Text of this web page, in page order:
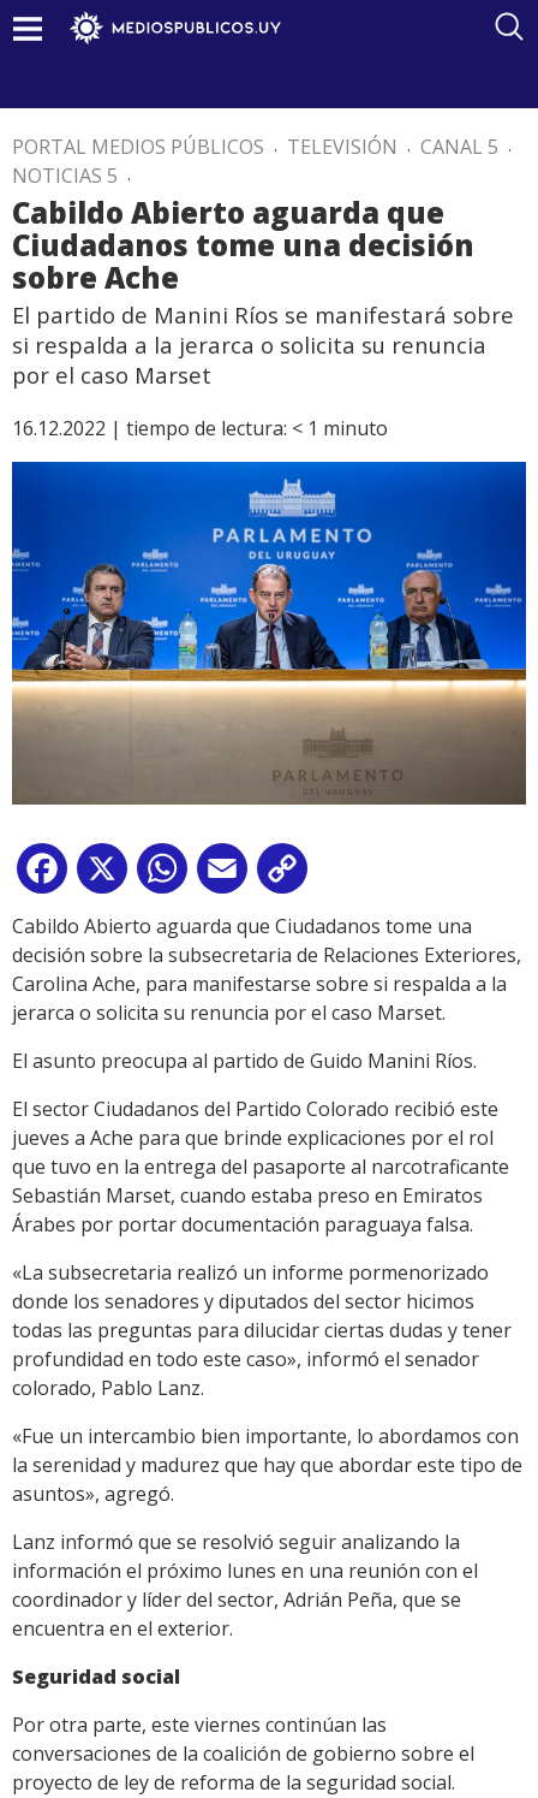
PORTAL MEDIOS PÚBLICOS . TELEVISIÓN . CANAL 5 .
NOTICIAS 5 .
Cabildo Abierto aguarda que
Ciudadanos tome una decisión
sobre Ache
El partido de Manini Ríos se manifestará sobre
si respalda a la jerarca o solicita su renuncia
por el caso Marset
16.12.2022 | tiempo de lectura: < 1 minuto
Facebook
X WhatsApp
Email
Link
Cabildo Abierto aguarda que Ciudadanos tome una
decisión sobre la subsecretaria de Relaciones Exteriores,
Carolina Ache, para manifestarse sobre si respalda a la
jerarca o solicita su renuncia por el caso Marset.
El asunto preocupa al partido de Guido Manini Ríos.
El sector Ciudadanos del Partido Colorado recibió este
jueves a Ache para que brinde explicaciones por el rol
que tuvo en la entrega del pasaporte al narcotraficante
Sebastián Marset, cuando estaba preso en Emiratos
Árabes por portar documentación paraguaya falsa.
«La subsecretaria realizó un informe pormenorizado
donde los senadores y diputados del sector hicimos
todas las preguntas para dilucidar ciertas dudas y tener
profundidad en todo este caso», informó el senador
colorado, Pablo Lanz.
«Fue un intercambio bien importante, lo abordamos con
la serenidad y madurez que hay que abordar este tipo de
asuntos», agregó.
Lanz informó que se resolvió seguir analizando la
información el próximo lunes en una reunión con el
coordinador y líder del sector, Adrián Peña, que se
encuentra en el exterior.
Seguridad social
Por otra parte, este viernes continúan las
conversaciones de la coalición de gobierno sobre el
proyecto de ley de reforma de la seguridad social.